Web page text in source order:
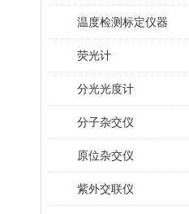
温度检测标定仪器
荧光计
分光光度计
分子杂交仪
原位杂交仪
紫外交联仪